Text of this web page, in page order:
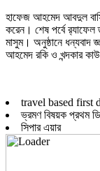
হাফেজ আহমেদ আবদুল
করেন। শেষ পর্বে র‍্যাফেল
মাসুম। অনুষ্ঠানে ধন্যবাদ
আহমেদ রকি ও খন্দকার
travel based first
ভ্রমণ বিষয়ক প্রথম
সিপার এয়ার